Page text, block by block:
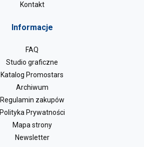
Kontakt
Informacje
FAQ
Studio graficzne
Katalog Promostars
Archiwum
Regulamin zakupów
Polityka Prywatności
Mapa strony
Newsletter